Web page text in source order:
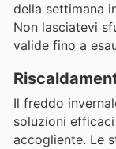
della settimana
Non lasciatevi
valide fino a
Il freddo
soluzioni
accogliente. Le